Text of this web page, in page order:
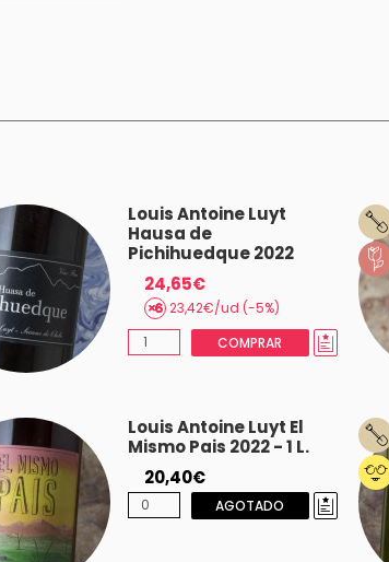
Louis Antoine Luyt
Hausa de
Pichihuedque 2022
24,65€
23,42€/ud (-5%)
COMPRAR
Louis Antoine Luyt El
Mismo Pais 2022 - 1 L.
20,40€
AGOTADO